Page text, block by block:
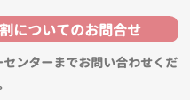
についてのお問合せ
ンターまでお問い合わせくだ